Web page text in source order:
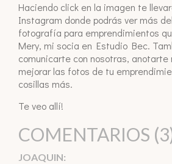
Haciendo click en la imagen te
Instagram donde podrás ver más
fotografía para emprendimientos
Mery, mi socia en Estudio Bec.
comunicarte con nosotras, anotarte
mejorar las fotos de tu
cosillas más.
Te veo allí!
COMENTARIOS
JOAQUIN: